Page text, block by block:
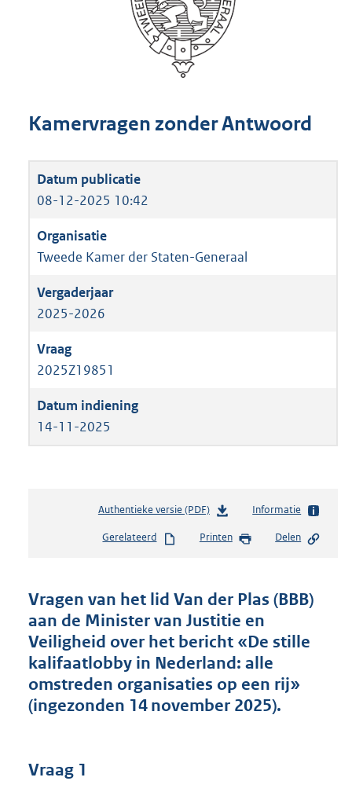
Kamervragen zonder Antwoord
08-12-2025 10:42
Tweede Kamer der Staten-Generaal
2025-2026
2025Z19851
14-11-2025
Authentieke versie (PDF)b
s
n
d
s
g
r
o
t
Informatie
Gerelateerd Printen Delen
Vragen van het lid Van der Plas (BBB)
aan de Minister van Justitie en
Veiligheid over het bericht «De stille
kalifaatlobby in Nederland: alle
omstreden organisaties op een rij»
(ingezonden 14 november 2025).
Vraag 1